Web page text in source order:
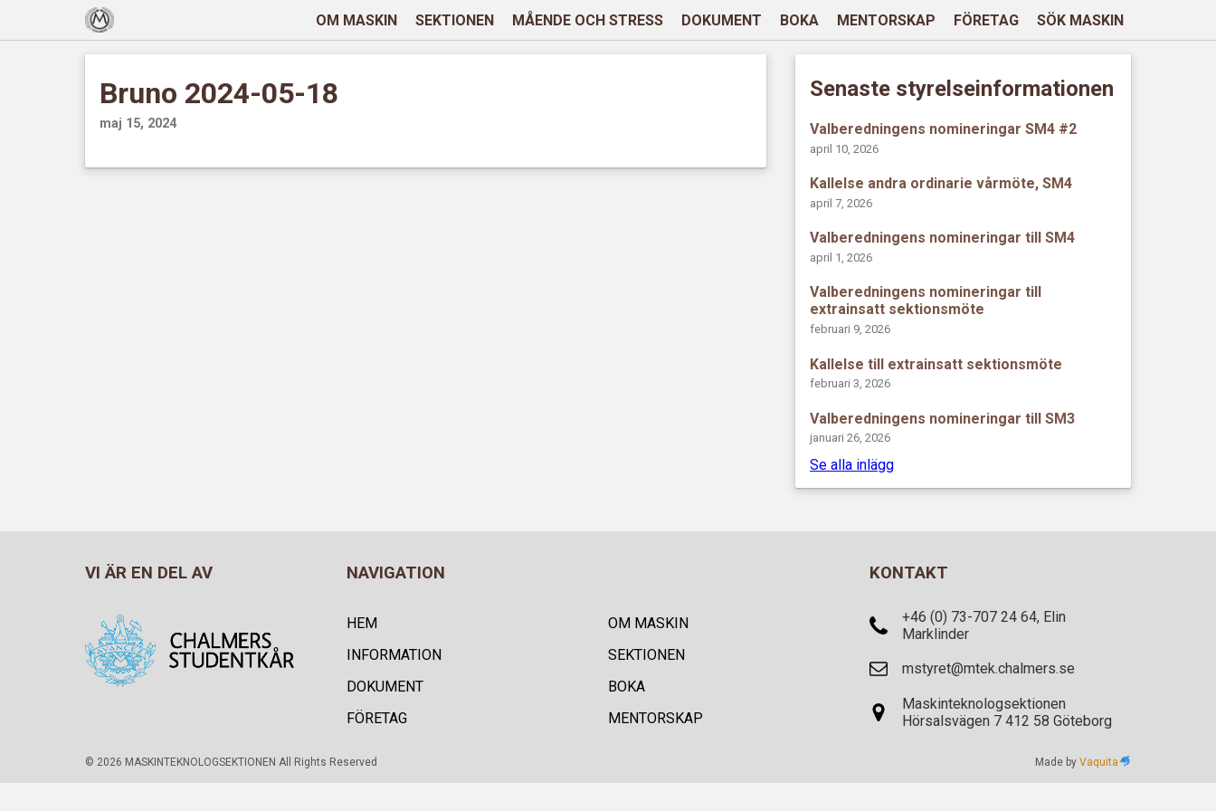
OM MASKIN SEKTIONEN MÅENDE OCH STRESS DOKUMENT BOKA MENTORSKAP FÖRETAG SÖK MASKIN
Bruno 2024-05-18
maj 15, 2024
Senaste styrelseinformationen
Valberedningens nomineringar SM4 #2
april 10, 2026
Kallelse andra ordinarie vårmöte, SM4
april 7, 2026
Valberedningens nomineringar till SM4
april 1, 2026
Valberedningens nomineringar till
extrainsatt sektionsmöte
februari 9, 2026
Kallelse till extrainsatt sektionsmöte
februari 3, 2026
Valberedningens nomineringar till SM3
januari 26, 2026
Se alla inlägg
VI ÄR EN DEL AV NAVIGATION
HEM
OM MASKIN
INFORMATION
SEKTIONEN
DOKUMENT
BOKA
FÖRETAG
MENTORSKAP
KONTAKT
+46 (0) 73-707 24 64, Elin
Marklinder
mstyret@mtek.chalmers.se
Maskinteknologsektionen
Hörsalsvägen 7 412 58 Göteborg
© 2026 MASKINTEKNOLOGSEKTIONEN All Rights Reserved Made byVaquita